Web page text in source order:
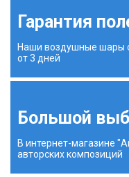
Гарантия
Наши воздушные шары
от 3 дней
Большой
В интернет-магазине
авторских композиций